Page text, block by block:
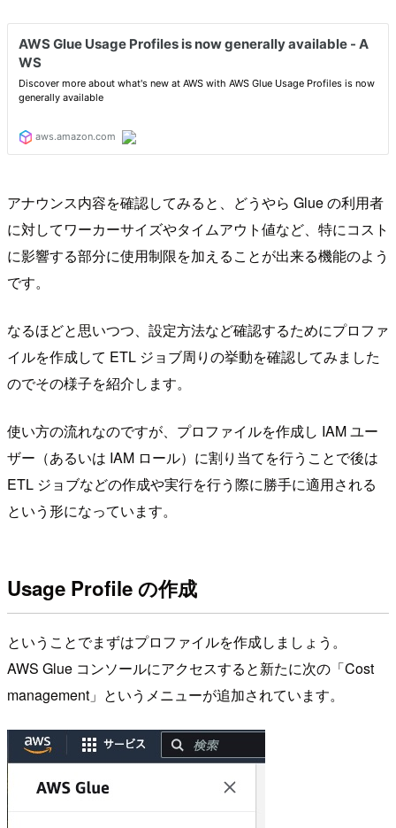
アナウンス内容を確認してみると、どうやら Glue の利用者
に対してワーカーサイズやタイムアウト値など、特にコスト
に影響する部分に使用制限を加えることが出来る機能のよう
です。
なるほどと思いつつ、設定方法など確認するためにプロファ
イルを作成して ETL ジョブ周りの挙動を確認してみました
のでその様子を紹介します。
使い方の流れなのですが、プロファイルを作成し IAM ユー
ザー（あるいは IAM ロール）に割り当てを行うことで後は
ETL ジョブなどの作成や実行を行う際に勝手に適用される
という形になっています。
Usage Profile の作成
ということでまずはプロファイルを作成しましょう。
AWS Glue コンソールにアクセスすると新たに次の「Cost
management」というメニューが追加されています。